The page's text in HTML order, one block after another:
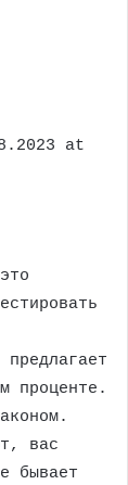
at
проценте.
вас
бывает